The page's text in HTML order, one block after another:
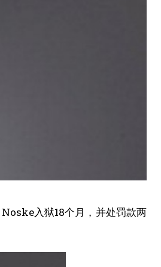
入狱18个月，并处罚款两